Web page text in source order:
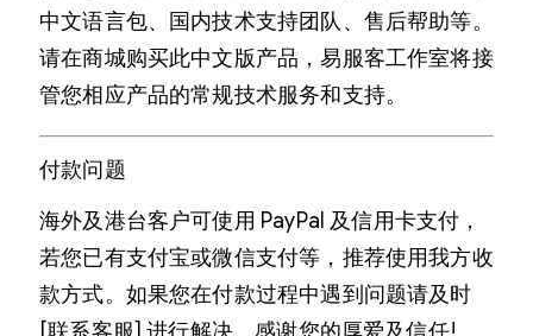
中文语言包、国内技术支持团队、售后帮助等。
请在商城购买此中文版产品，易服客工作室将接
管您相应产品的常规技术服务和支持。
付款问题
海外及港台客户可使用 PayPal 及信用卡支付，
若您已有支付宝或微信支付等，推荐使用我方收
款方式。如果您在付款过程中遇到问题请及时